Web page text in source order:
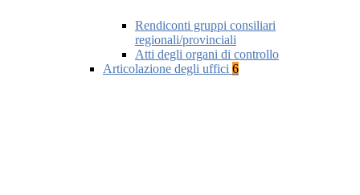
Rendiconti gruppi consiliari
regionali/provinciali
Atti degli organi di controllo
Articolazione degli uffici 6